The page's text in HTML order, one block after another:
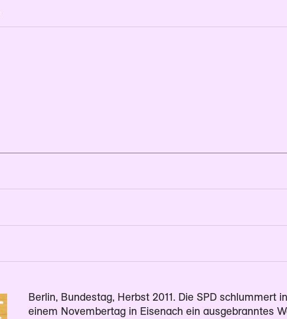
Berlin, Bundestag, Herbst 2011. Die SPD schlummert
einem Novembertag in Eisenach ein ausgebranntes